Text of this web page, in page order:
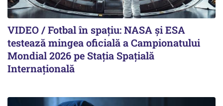
VIDEO / Fotbal în spațiu: NASA și ESA
testează mingea oficială a Campionatului
Mondial 2026 pe Staţia Spaţială
Internaţională